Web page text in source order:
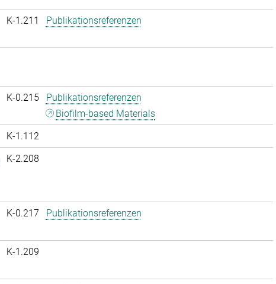
K-1.211 Publikationsreferenzen
K-0.215
Publikationsreferenzen
Biofilm-based Materials
K-1.112
K-2.208
K-0.217 Publikationsreferenzen
K-1.209